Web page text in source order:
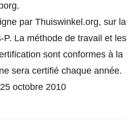
par Thuiswinkel.org, sur la
La méthode de travail et les
sont conformes à la
sera certifié chaque année.
octobre 2010